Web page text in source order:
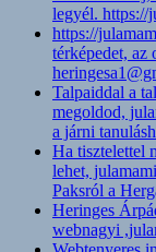
legyél. https://
https://
térképedet, az
Talpaiddal a
megoldod,
a járni
Ha tisztelettel
lehet,
Paksról a
Heringes
webnagyi